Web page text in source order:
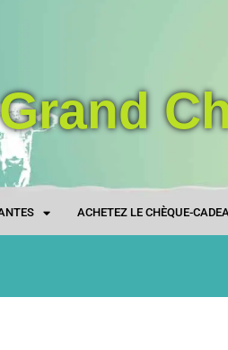
ACHETEZ LE CHÈQUE-